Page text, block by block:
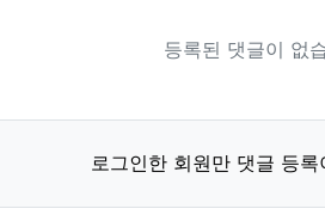
등록된 댓글이 없
로그인한 회원만 댓글 등록